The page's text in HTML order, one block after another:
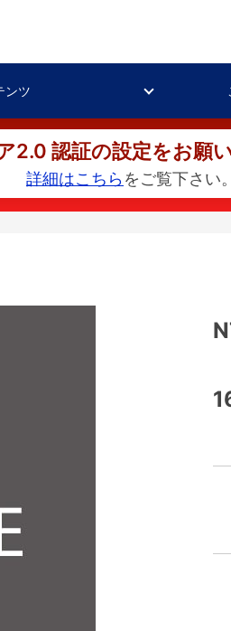
ンツ
2.0 認証の設定をお願
詳細はこちらをご覧下さい。